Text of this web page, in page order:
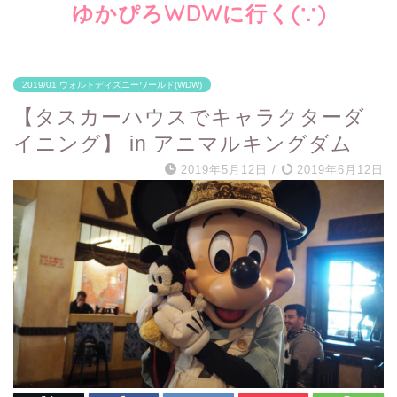
ゆかぴろWDWに行く(∵)
2019/01 ウォルトディズニーワールド(WDW)
【タスカーハウスでキャラクターダ
イニング】 in アニマルキングダム
2019年5月12日 / 2019年6月12日